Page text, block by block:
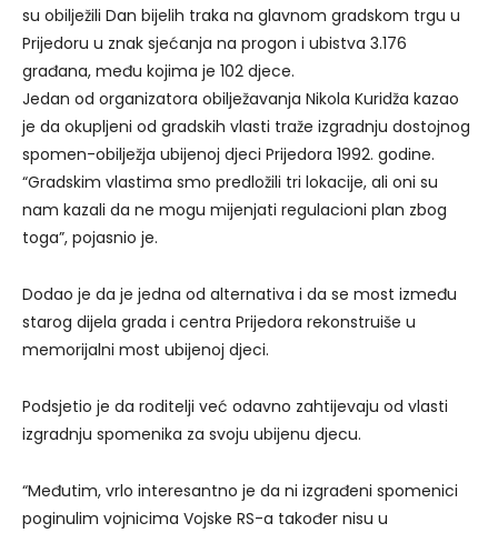
su obilježili Dan bijelih traka na glavnom gradskom trgu u
Prijedoru u znak sjećanja na progon i ubistva 3.176
građana, među kojima je 102 djece.
Jedan od organizatora obilježavanja Nikola Kuridža kazao
je da okupljeni od gradskih vlasti traže izgradnju dostojnog
spomen-obilježja ubijenoj djeci Prijedora 1992. godine.
“Gradskim vlastima smo predložili tri lokacije, ali oni su
nam kazali da ne mogu mijenjati regulacioni plan zbog
toga”, pojasnio je.
Dodao je da je jedna od alternativa i da se most između
starog dijela grada i centra Prijedora rekonstruiše u
memorijalni most ubijenoj djeci.
Podsjetio je da roditelji već odavno zahtijevaju od vlasti
izgradnju spomenika za svoju ubijenu djecu.
“Međutim, vrlo interesantno je da ni izgrađeni spomenici
poginulim vojnicima Vojske RS-a također nisu u